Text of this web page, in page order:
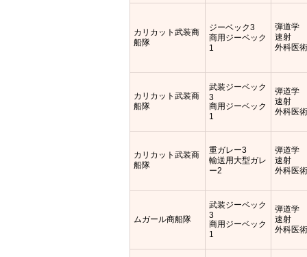
カリカット武装商
船隊
ジーベック3
商用ジーベック
1
弾道学
速射
外科医
カリカット武装商
船隊
武装ジーベック
3
商用ジーベック
1
弾道学
速射
外科医
カリカット武装商
船隊
重ガレー3
輸送用大型ガレ
ー2
弾道学
速射
外科医
ムガール商船隊
武装ジーベック
3
商用ジーベック
1
弾道学
速射
外科医